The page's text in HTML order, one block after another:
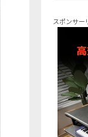
スポンサー